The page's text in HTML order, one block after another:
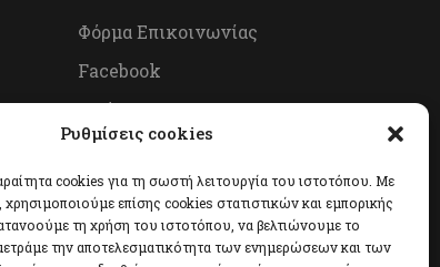
Ρυθμίσεις cookies
cookies για τη σωστή λειτουργία του ιστοτόπου. Με
επίσης cookies στατιστικών και εμπορικής
τη χρήση του ιστοτόπου, να βελτιώνουμε το
την αποτελεσματικότητα των ενημερώσεων και των
Φόρμα Επικοινωνίας
Facebook
Twitter
Instagram